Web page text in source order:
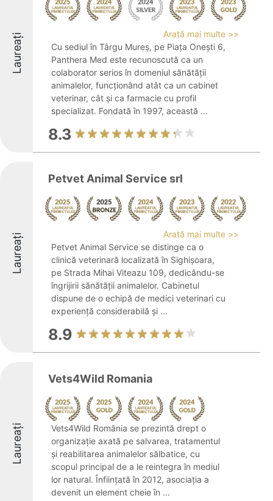
Laureați
Arată mai multe >>
Cu sediul în Târgu Mureș, pe Piața Onești 6,
Panthera Med este recunoscută ca un
colaborator serios în domeniul sănătății
animalelor, funcționând atât ca un cabinet
veterinar, cât și ca farmacie cu profil
specializat. Fondată în 1997, această ...
8.3
Laureați
Petvet Animal Service srl
Arată mai multe >>
Petvet Animal Service se distinge ca o
clinică veterinară localizată în Sighișoara,
pe Strada Mihai Viteazu 109, dedicându-se
îngrijirii sănătății animalelor. Cabinetul
dispune de o echipă de medici veterinari cu
experiență considerabilă și ...
8.9
Laureați
Vets4Wild Romania
Vets4Wild România se prezintă drept o
organizație axată pe salvarea, tratamentul
și reabilitarea animalelor sălbatice, cu
scopul principal de a le reintegra în mediul
lor natural. Înființată în 2012, asociația a
devenit un element cheie în ...